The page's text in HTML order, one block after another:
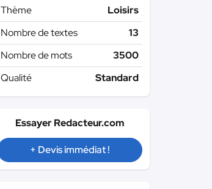
Thème
Loisirs
Nombre de textes
13
Nombre de mots
3500
Qualité
Standard
Essayer Redacteur.com
+ Devis immédiat !